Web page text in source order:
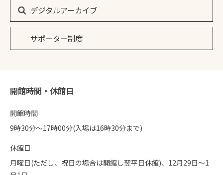
デジタルアーカイブ
サポーター制度
開館時間・休館日
開館時間
9時30分〜17時00分(入場は16時30分まで)
休館日
月曜日(ただし、祝日の場合は開館し翌平日休館)、12月29日～1